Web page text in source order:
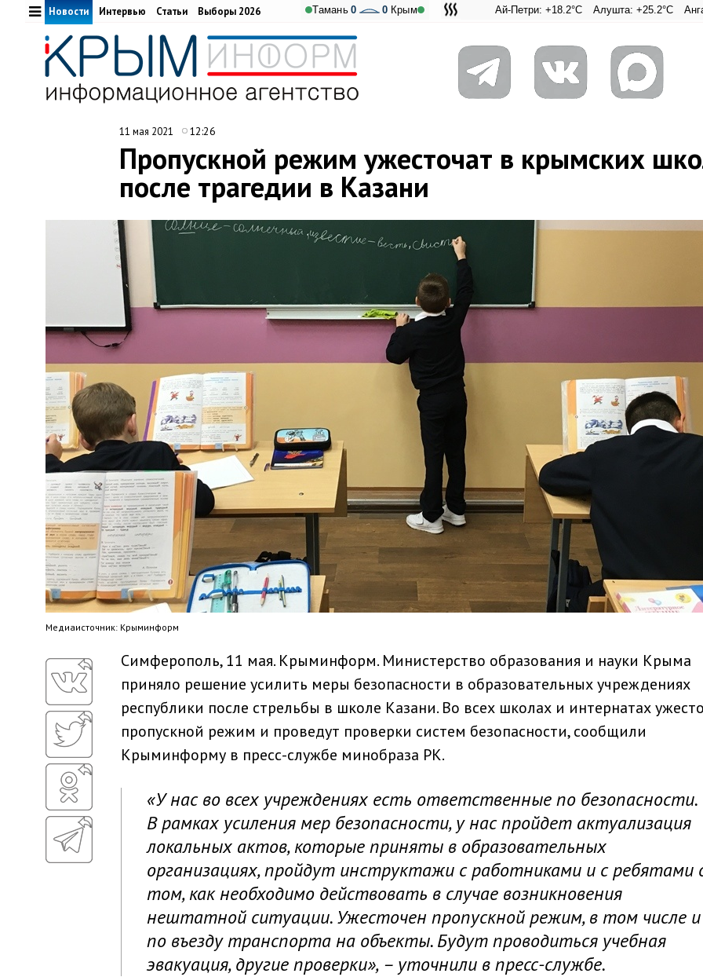
Ай-Петри: +18.2°C Алушта: +25.2°C Ангарский
Тамань 0 0 Крым
Новости Интервью Статьи Выборы 2026
11 мая 2021 12:26
Пропускной режим ужесточат в крымских
после трагедии в Казани
Медиaисточник: Крыминформ
Симферополь, 11 мая. Крыминформ. Министерство образования и науки Крыма
приняло решение усилить меры безопасности в образовательных учреждениях
республики после стрельбы в школе Казани. Во всех школах и интернатах
пропускной режим и проведут проверки систем безопасности, сообщили
Крыминформу в пресс-службе минобраза РК.
«У нас во всех учреждениях есть ответственные по безопасности.
В рамках усиления мер безопасности, у нас пройдет актуализация
локальных актов, которые приняты в образовательных
организациях, пройдут инструктажи с работниками и с ребятами
том, как необходимо действовать в случае возникновения
нештатной ситуации. Ужесточен пропускной режим, в том числе и
по въезду транспорта на объекты. Будут проводиться учебная
эвакуация, другие проверки», – уточнили в пресс-службе.